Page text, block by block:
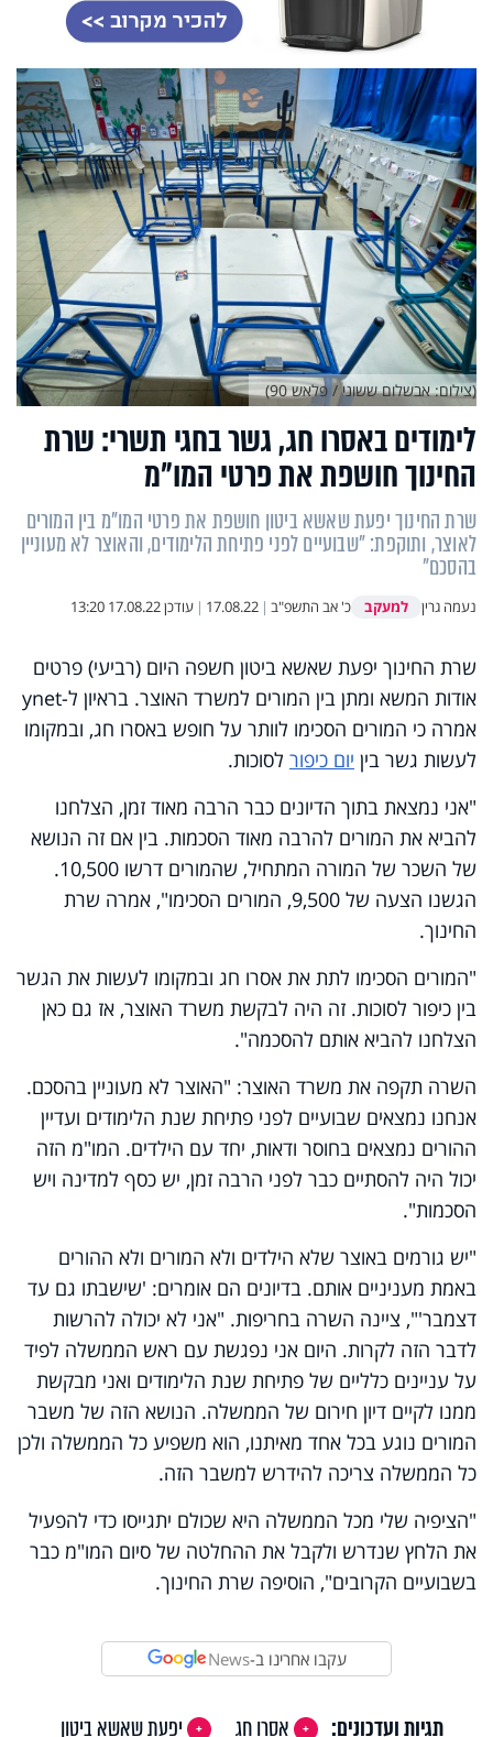
לימודים באסרו חג, גשר בחגי תשרי: שרת
החינוך חושפת את פרטי המו"מ
שרת החינוך יפעת שאשא ביטון חושפת את פרטי המו"מ בין המורים
לאוצר, ותוקפת: "שבועיים לפני פתיחת הלימודים, והאוצר לא מעוניין
בהסכם"
נעמה גרין למעקב כ' אב התשפ"ב |
17.08.22
| עודכן17.08.22 13:20
(צילום: אבשלום ששוני / פלאש 90)
שרת החינוך יפעת שאשא ביטון חשפה היום (רביעי) פרטים
אודות המשא ומתן בין המורים למשרד האוצר. בראיון ל-ynet
אמרה כי המורים הסכימו לוותר על חופש באסרו חג, ובמקומו
לעשות גשר בין יום כיפור לסוכות.
"אני נמצאת בתוך הדיונים כבר הרבה מאוד זמן, הצלחנו
להביא את המורים להרבה מאוד הסכמות. בין אם זה הנושא
של השכר של המורה המתחיל, שהמורים דרשו 10,500.
הגשנו הצעה של 9,500, המורים הסכימו", אמרה שרת
החינוך.
"המורים הסכימו לתת את אסרו חג ובמקומו לעשות את הגשר
בין כיפור לסוכות. זה היה לבקשת משרד האוצר, אז גם כאן
הצלחנו להביא אותם להסכמה".
השרה תקפה את משרד האוצר: "האוצר לא מעוניין בהסכם.
אנחנו נמצאים שבועיים לפני פתיחת שנת הלימודים ועדיין
ההורים נמצאים בחוסר ודאות, יחד עם הילדים. המו"מ הזה
יכול היה להסתיים כבר לפני הרבה זמן, יש כסף למדינה ויש
הסכמות".
"יש גורמים באוצר שלא הילדים ולא המורים ולא ההורים
באמת מעניניים אותם. בדיונים הם אומרים: 'שישבתו גם עד
דצמבר'", ציינה השרה בחריפות. "אני לא יכולה להרשות
לדבר הזה לקרות. היום אני נפגשת עם ראש הממשלה לפיד
על עניינים כלליים של פתיחת שנת הלימודים ואני מבקשת
ממנו לקיים דיון חירום של הממשלה. הנושא הזה של משבר
המורים נוגע בכל אחד מאיתנו, הוא משפיע כל הממשלה ולכן
כל הממשלה צריכה להידרש למשבר הזה.
"הציפיה שלי מכל הממשלה היא שכולם יתגייסו כדי להפעיל
את הלחץ שנדרש ולקבל את ההחלטה של סיום המו"מ כבר
בשבועיים הקרובים", הוסיפה שרת החינוך.
עקבו אחרינו ב-News
תגיות ועדכונים: אסרו חג
יפעת שאשא ביטון